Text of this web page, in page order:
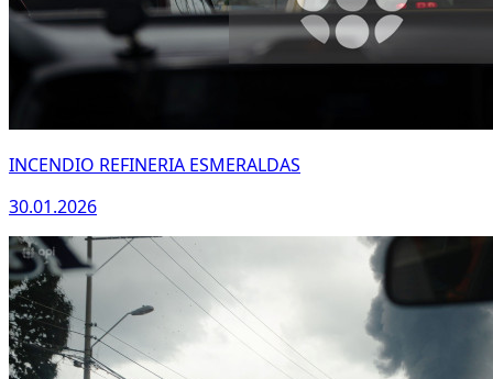
INCENDIO REFINERIA ESMERALDAS
30.01.2026